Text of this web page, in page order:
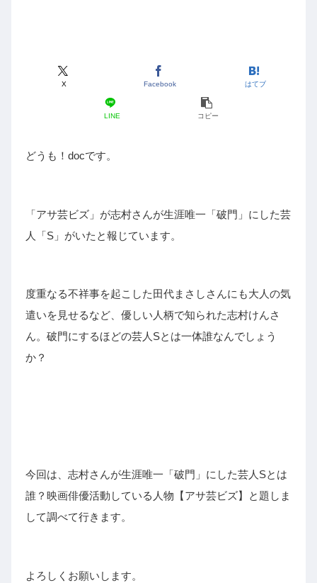
X Facebook はてブ
LINE コピー
どうも！docです。
「アサ芸ビズ」が志村さんが生涯唯一「破門」にした芸
人「S」がいたと報じています。
度重なる不祥事を起こした田代まさしさんにも大人の気
遣いを見せるなど、優しい人柄で知られた志村けんさ
ん。破門にするほどの芸人Sとは一体誰なんでしょう
か？
今回は、志村さんが生涯唯一「破門」にした芸人Sとは
誰？映画俳優活動している人物【アサ芸ビズ】と題しま
して調べて行きます。
よろしくお願いします。